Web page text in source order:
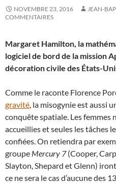
NOVEMBRE 23, 2016 JEAN-
COMMENTAIRES
Margaret Hamilton, la
logiciel de bord de la mission
décoration civile des États-
Comme le raconte Florence
gravité , la misogynie est aussi
conquête spatiale. Les femmes
accueillies et seules les tâches
confiées. On retiendra par
groupe Mercury 7(Cooper,
Slayton, Shepard et Glenn)
ce ne sera le cas d’aucune des